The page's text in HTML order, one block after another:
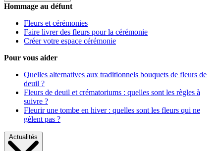
Hommage au défunt
Fleurs et cérémonies
Faire livrer des fleurs pour la cérémonie
Créer votre espace cérémonie
Pour vous aider
Quelles alternatives aux traditionnels bouquets de fleurs de
deuil ?
Fleurs de deuil et crématoriums : quelles sont les règles à
suivre ?
Fleurir une tombe en hiver : quelles sont les fleurs qui ne
gèlent pas ?
Actualités